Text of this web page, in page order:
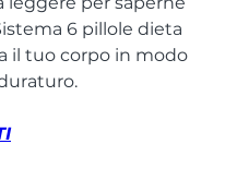
6 pillole dieta
il tuo corpo in modo